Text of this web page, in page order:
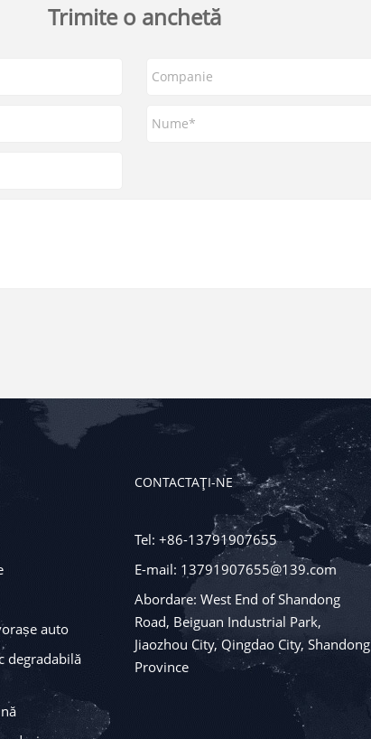
Trimite o anchetă
auto
degradabilă
CONTACTAŢI-NE
Tel: +86-13791907655
E-mail: 13791907655@139.com
Abordare: West End of Shandong
Road, Beiguan Industrial Park,
Jiaozhou City, Qingdao City, Shandong
Province